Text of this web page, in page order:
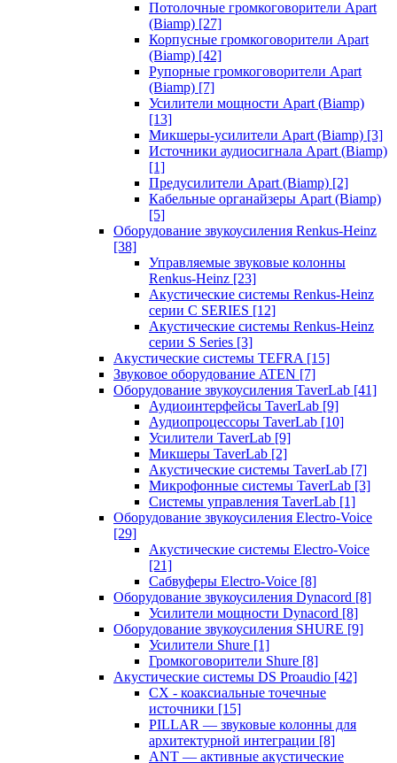
Потолочные громкоговорители Apart
(Biamp) [27]
Корпусные громкоговорители Apart
(Biamp) [42]
Рупорные громкоговорители Apart
(Biamp) [7]
Усилители мощности Apart (Biamp)
[13]
Микшеры-усилители Apart (Biamp) [3]
Источники аудиосигнала Apart (Biamp)
[1]
Предусилители Apart (Biamp) [2]
Кабельные органайзеры Apart (Biamp)
[5]
Оборудование звукоусиления Renkus-Heinz
[38]
Управляемые звуковые колонны
Renkus-Heinz [23]
Акустические системы Renkus-Heinz
серии C SERIES [12]
Акустические системы Renkus-Heinz
серии S Series [3]
Акустические системы TEFRA [15]
Звуковое оборудование ATEN [7]
Оборудование звукоусиления TaverLab [41]
Аудиоинтерфейсы TaverLab [9]
Аудиопроцессоры TaverLab [10]
Усилители TaverLab [9]
Микшеры TaverLab [2]
Акустические системы TaverLab [7]
Микрофонные системы TaverLab [3]
Системы управления TaverLab [1]
Оборудование звукоусиления Electro-Voice
[29]
Акустические системы Electro-Voice
[21]
Сабвуферы Electro-Voice [8]
Оборудование звукоусиления Dynacord [8]
Усилители мощности Dynacord [8]
Оборудование звукоусиления SHURE [9]
Усилители Shure [1]
Громкоговорители Shure [8]
Акустические системы DS Proaudio [42]
CX - коаксиальные точечные
источники [15]
PILLAR — звуковые колонны для
архитектурной интеграции [8]
ANT — активные акустические